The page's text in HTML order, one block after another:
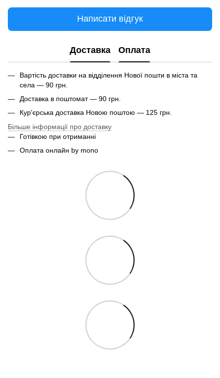
Написати відгук
Доставка Оплата
Вартість доставки на відділення Нової пошти в міста та
села — 90 грн.
Доставка в поштомат — 90 грн.
Кур'єрська доставка Новою поштою — 125 грн.
Більше інформації про доставку
Готівкою при отриманні
Оплата онлайн by mono